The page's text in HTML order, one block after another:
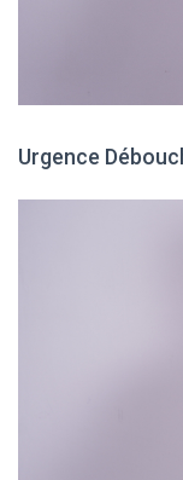
Urgence